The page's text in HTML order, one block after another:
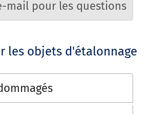
mail pour les questions
les objets d'étalonnage